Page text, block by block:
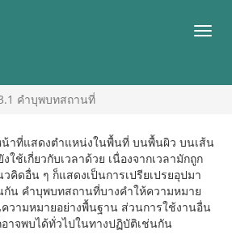
เมนู
คำบุพบทสถานที่
าที่แสดงตำแหน่งในพื้นที่ บนพื้นผิว บนเส้น
ใช้เกี่ยวกับเวลาด้วย เนื่องจากเวลามักถูก
คิดอื่น ๆ ก็แสดงเป็นการเปรียเปรยอุปมา
กัน คำบุพบทสถานที่บางคำให้ความหมาย
วามหมายอย่างพื้นฐาน ส่วนการใช้งานอื่น
าจพบได้ทั่วไปในทางปฏิบัติเช่นกัน